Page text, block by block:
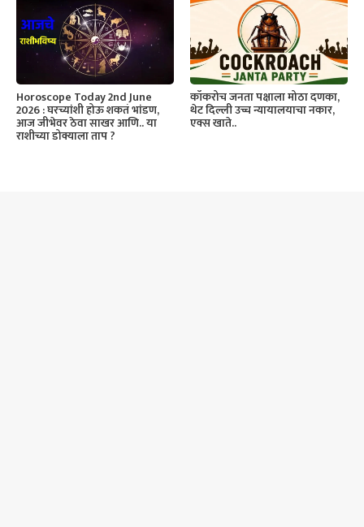
Horoscope Today 2nd June
2026 : घरच्यांशी होऊ शकतं भांडण,
आज जीभेवर ठेवा साखर आणि.. या
राशीच्या डोक्याला ताप ?
कॉकरोच जनता पक्षाला मोठा दणका,
थेट दिल्ली उच्च न्यायालयाचा नकार,
एक्स खाते..